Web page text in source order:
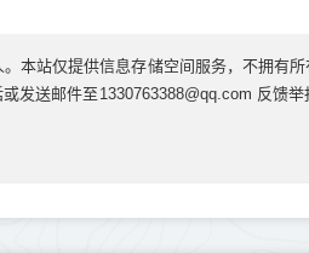
本站仅提供信息存储空间服务，不拥有
发送邮件至1330763388@qq.com 反馈